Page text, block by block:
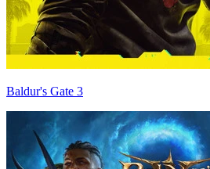
Baldur's Gate 3